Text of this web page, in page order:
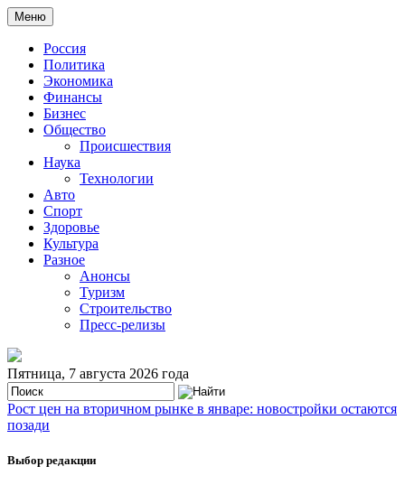
Меню
Россия
Политика
Экономика
Финансы
Бизнес
Общество
Происшествия
Наука
Технологии
Авто
Спорт
Здоровье
Культура
Разное
Анонсы
Туризм
Строительство
Пресс-релизы
Пятница, 7 августа 2026 года
Рост цен на вторичном рынке в январе: новостройки остаются
позади
Выбор редакции